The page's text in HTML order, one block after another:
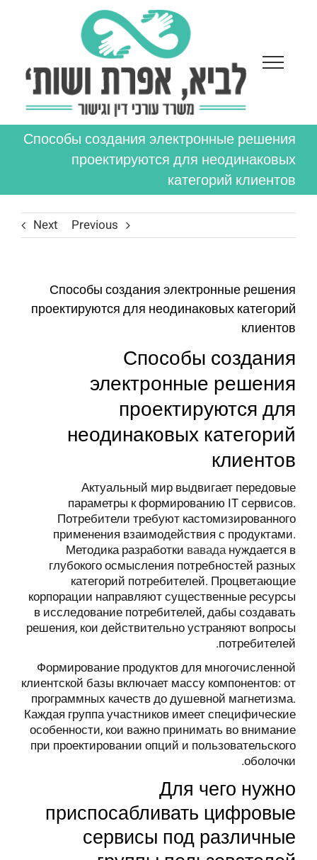
Способы создания электронные решения
проектируются для неодинаковых
категорий клиентов
Previous
Next
Способы создания электронные решения
проектируются для неодинаковых категорий
клиентов
Способы создания
электронные решения
проектируются для
неодинаковых категорий
клиентов
Актуальный мир выдвигает передовые
параметры к формированию IT сервисов.
Потребители требуют кастомизированного
применения взаимодействия с продуктами.
Методика разработки вавадануждается в
глубокого осмысления потребностей разных
категорий потребителей. Процветающие
корпорации направляют существенные ресурсы
в исследование потребителей, дабы создавать
решения, кои действительно устраняют вопросы
потребителей.
Формирование продуктов для многочисленной
клиентской базы включает массу компонентов: от
программных качеств до душевной магнетизма.
Каждая группа участников имеет специфические
особенности, кои важно принимать во внимание
при проектировании опций и пользовательского
оболочки.
Для чего нужно
приспосабливать цифровые
сервисы под различные